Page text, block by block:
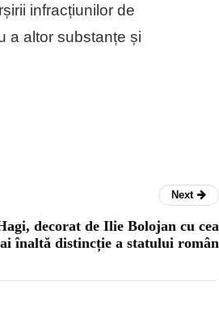
infracțiunilor de
a altor substanțe și
Next
decorat de Ilie Bolojan cu cea
înaltă distincție a statului român